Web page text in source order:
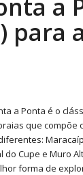
a
para
a Ponta é o
que compõe
do Cupe e Muro
forma de